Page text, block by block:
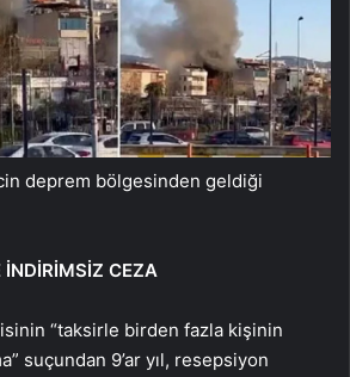
deprem bölgesinden geldiği
İNDİRİMSİZ CEZA
“taksirle birden fazla kişinin
suçundan 9’ar yıl, resepsiyon